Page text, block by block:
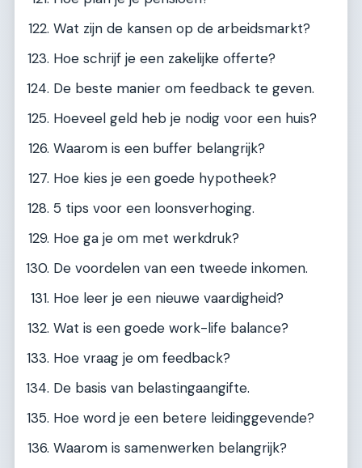
Wat zijn de kansen op de arbeidsmarkt?
Hoe schrijf je een zakelijke offerte?
De beste manier om feedback te geven.
Hoeveel geld heb je nodig voor een huis?
Waarom is een buffer belangrijk?
Hoe kies je een goede hypotheek?
5 tips voor een loonsverhoging.
Hoe ga je om met werkdruk?
De voordelen van een tweede inkomen.
Hoe leer je een nieuwe vaardigheid?
Wat is een goede work-life balance?
Hoe vraag je om feedback?
De basis van belastingaangifte.
Hoe word je een betere leidinggevende?
Waarom is samenwerken belangrijk?